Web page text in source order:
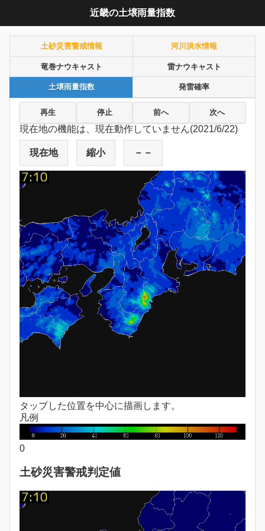
近畿の土壌雨量指数
土砂災害警戒情報 河川洪水情報
竜巻ナウキャスト 雷ナウキャスト
土壌雨量指数 発雷確率
再生 停止 前へ 次へ
現在地の機能は、現在動作していません(2021/6/22)
現在地 縮小 －－
タップした位置を中心に描画します。
凡例
0
土砂災害警戒判定値